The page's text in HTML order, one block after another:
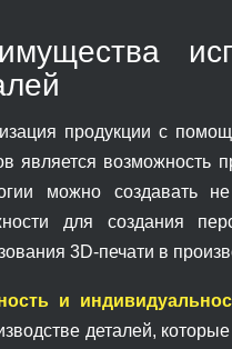
продукции с
является возможность
можно создавать
для создания
3D-печати в
и
деталей,